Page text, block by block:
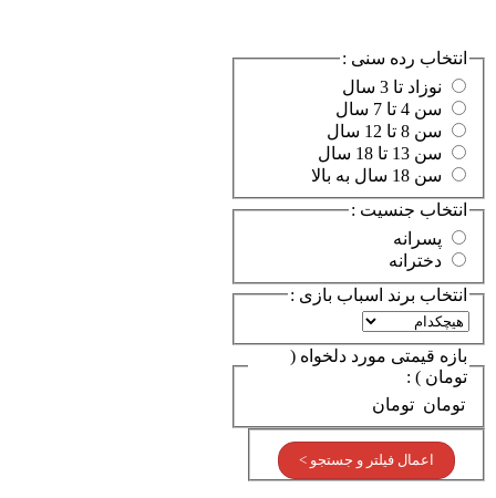
انتخاب رده سنی :
انتخاب جنسیت :
انتخاب برند اسباب بازی :
بازه قیمتی مورد دلخواه (
تومان ) :
تومان تومان
اعمال فیلتر و جستجو >